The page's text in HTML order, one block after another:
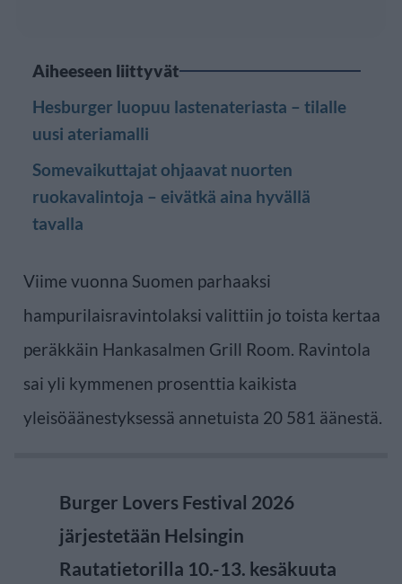
Aiheeseen liittyvät
Hesburger luopuu lastenateriasta – tilalle
uusi ateriamalli
Somevaikuttajat ohjaavat nuorten
ruokavalintoja – eivätkä aina hyvällä
tavalla
Viime vuonna Suomen parhaaksi
hampurilaisravintolaksi valittiin jo toista kertaa
peräkkäin Hankasalmen Grill Room. Ravintola
sai yli kymmenen prosenttia kaikista
yleisöäänestyksessä annetuista 20 581 äänestä.
Burger Lovers Festival 2026
järjestetään Helsingin
Rautatietorilla 10.-13. kesäkuuta